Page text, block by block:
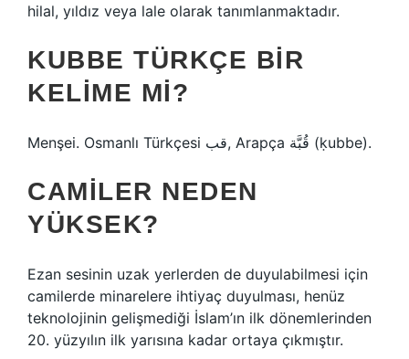
hilal, yıldız veya lale olarak tanımlanmaktadır.
KUBBE TÜRKÇE BIR
KELIME MI?
Menşei. Osmanlı Türkçesi قب‎, Arapça قُبَّة‎ (ḳubbe).
CAMILER NEDEN
YÜKSEK?
Ezan sesinin uzak yerlerden de duyulabilmesi için
camilerde minarelere ihtiyaç duyulması, henüz
teknolojinin gelişmediği İslam’ın ilk dönemlerinden
20. yüzyılın ilk yarısına kadar ortaya çıkmıştır.